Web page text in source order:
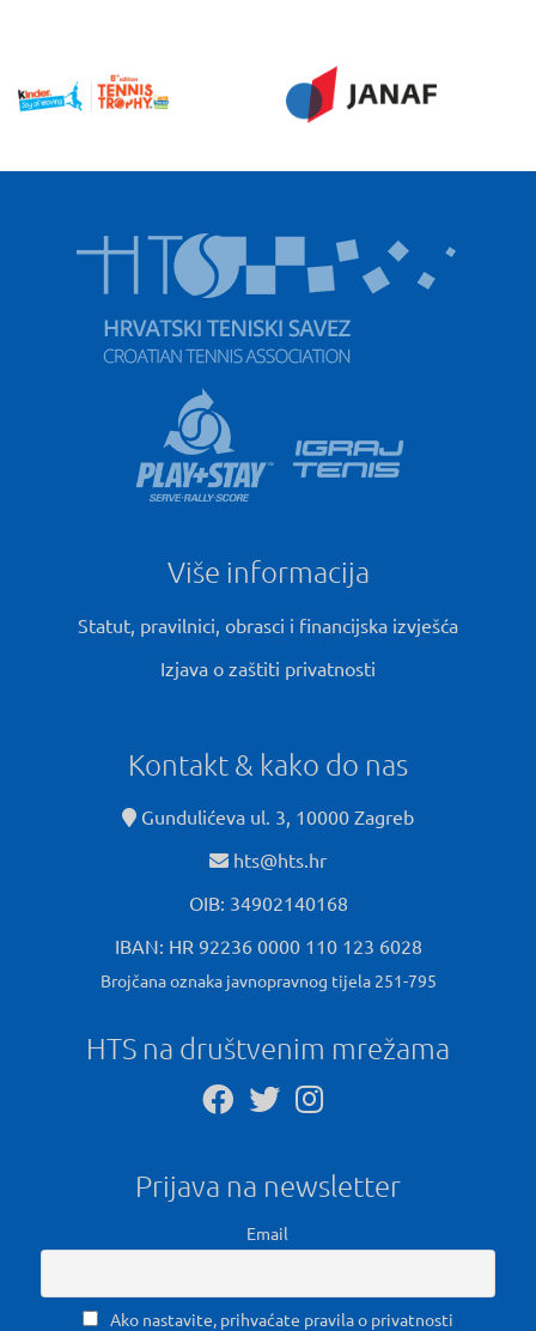
Više informacija
Statut, pravilnici, obrasci i financijska izvješća
Izjava o zaštiti privatnosti
Kontakt & kako do nas
Gundulićeva ul. 3, 10000 Zagreb
hts@hts.hr
OIB: 34902140168
IBAN: HR 92236 0000 110 123 6028
Brojčana oznaka javnopravnog tijela 251-795
HTS na društvenim mrežama
Prijava na newsletter
Email
Ako nastavite, prihvaćate pravila o privatnosti